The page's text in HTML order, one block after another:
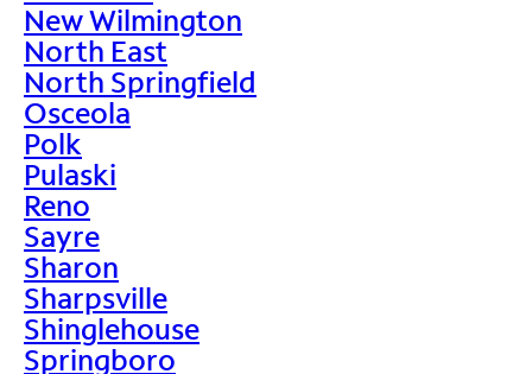
New Wilmington
North East
North Springfield
Osceola
Polk
Pulaski
Reno
Sayre
Sharon
Sharpsville
Shinglehouse
Springboro